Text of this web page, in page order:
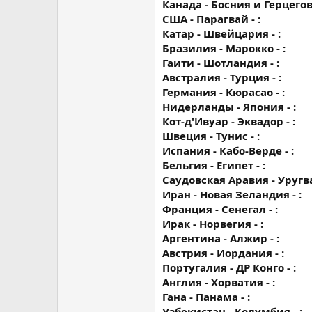
Канада - Босния и
США - Парагвай - :
Катар - Швейцария - :
Бразилия - Марокко - :
Гаити - Шотландия - :
Австралия - Турция - :
Германия - Кюрасао - :
Нидерланды - Япония - :
Кот-д'Ивуар - Эквадор - :
Швеция - Тунис - :
Испания - Кабо-Верде - :
Бельгия - Египет - :
Саудовская Аравия -
Иран - Новая Зеландия - :
Франция - Сенегал - :
Ирак - Норвегия - :
Аргентина - Алжир - :
Австрия - Иордания - :
Португалия - ДР Конго - :
Англия - Хорватия - :
Гана - Панама - :